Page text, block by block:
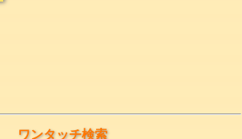
ワンタッチ検索